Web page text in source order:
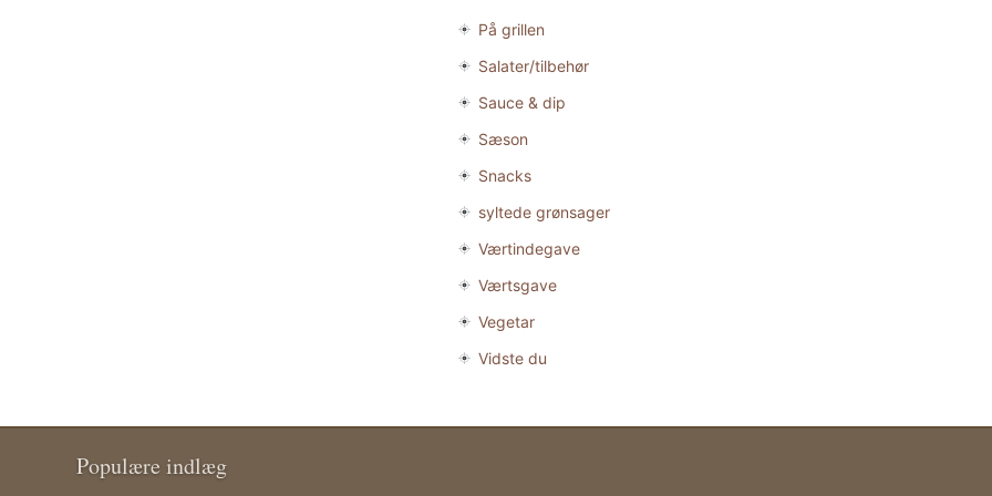
På grillen
Salater/tilbehør
Sauce & dip
Sæson
Snacks
syltede grønsager
Værtindegave
Værtsgave
Vegetar
Vidste du
Populære indlæg